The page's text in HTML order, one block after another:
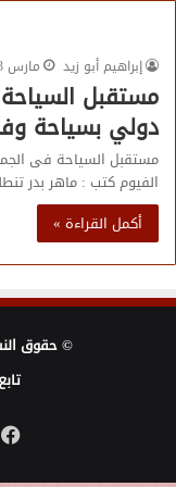
إبراهيم أبو زيد
مارس 23, 2022
مستقبل
دولي بسياحة
مستقبل السياحة فى
الفيوم كتب : ماهر بدر تنطلق
أكمل القراءة »
© حقوق النشر 2013 ، الحقوق